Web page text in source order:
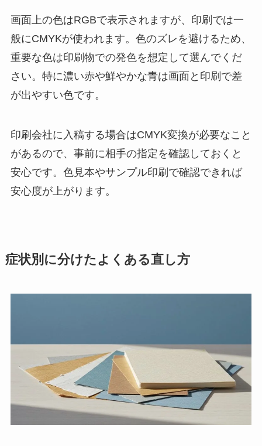
画面上の色はRGBで表示されますが、印刷では一
般にCMYKが使われます。色のズレを避けるため、
重要な色は印刷物での発色を想定して選んでくだ
さい。特に濃い赤や鮮やかな青は画面と印刷で差
が出やすい色です。
印刷会社に入稿する場合はCMYK変換が必要なこと
があるので、事前に相手の指定を確認しておくと
安心です。色見本やサンプル印刷で確認できれば
安心度が上がります。
症状別に分けたよくある直し方